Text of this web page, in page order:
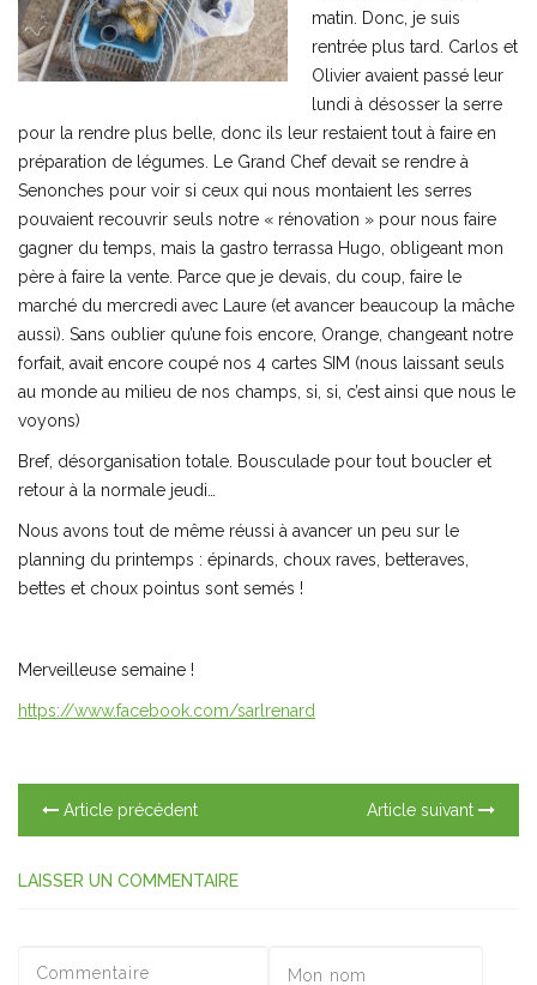
matin. Donc, je suis
rentrée plus tard. Carlos et
Olivier avaient passé leur
lundi à désosser la serre
pour la rendre plus belle, donc ils leur restaient tout à faire en
préparation de légumes. Le Grand Chef devait se rendre à
Senonches pour voir si ceux qui nous montaient les serres
pouvaient recouvrir seuls notre « rénovation » pour nous faire
gagner du temps, mais la gastro terrassa Hugo, obligeant mon
père à faire la vente. Parce que je devais, du coup, faire le
marché du mercredi avec Laure (et avancer beaucoup la mâche
aussi). Sans oublier qu’une fois encore, Orange, changeant notre
forfait, avait encore coupé nos 4 cartes SIM (nous laissant seuls
au monde au milieu de nos champs, si, si, c’est ainsi que nous le
voyons)
Bref, désorganisation totale. Bousculade pour tout boucler et
retour à la normale jeudi…
Nous avons tout de même réussi à avancer un peu sur le
planning du printemps : épinards, choux raves, betteraves,
bettes et choux pointus sont semés !
Merveilleuse semaine !
https://www.facebook.com/sarlrenard
Article précédent Article suivant
LAISSER UN COMMENTAIRE